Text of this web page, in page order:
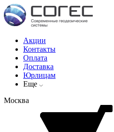
Акции
Контакты
Оплата
Доставка
Юрлицам
Еще
Москва